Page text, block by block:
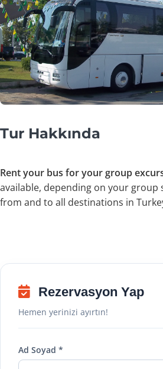
Tur Hakkında
Rent your bus for your group
available, depending on your group
from and to all destinations in
Rezervasyon Yap
Hemen yerinizi ayırtın!
Ad Soyad *